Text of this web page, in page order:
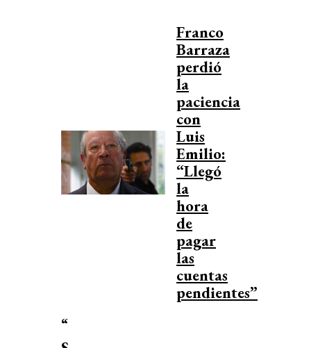
Franco
Barraza
perdió
la
paciencia
con
Luis
Emilio:
“Llegó
la
hora
de
pagar
las
cuentas
pendientes”
“